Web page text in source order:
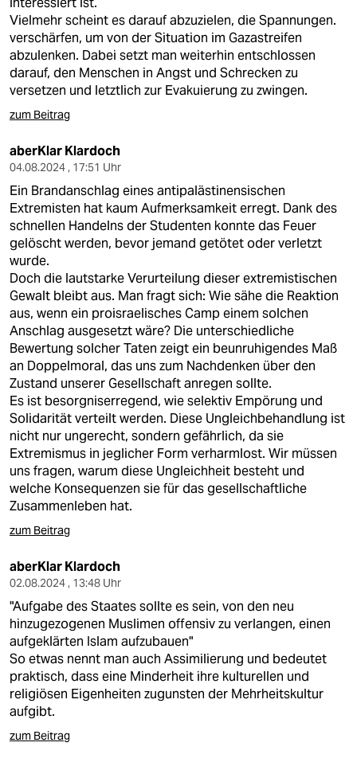
Vielmehr scheint es darauf abzuzielen, die Spannungen.
verschärfen, um von der Situation im Gazastreifen
abzulenken. Dabei setzt man weiterhin entschlossen
darauf, den Menschen in Angst und Schrecken zu
versetzen und letztlich zur Evakuierung zu zwingen.
zum Beitrag
aberKlar Klardoch
04.08.2024 , 17:51 Uhr
Ein Brandanschlag eines antipalästinensischen
Extremisten hat kaum Aufmerksamkeit erregt. Dank des
schnellen Handelns der Studenten konnte das Feuer
gelöscht werden, bevor jemand getötet oder verletzt
wurde.
Doch die lautstarke Verurteilung dieser extremistischen
Gewalt bleibt aus. Man fragt sich: Wie sähe die Reaktion
aus, wenn ein proisraelisches Camp einem solchen
Anschlag ausgesetzt wäre? Die unterschiedliche
Bewertung solcher Taten zeigt ein beunruhigendes Maß
an Doppelmoral, das uns zum Nachdenken über den
Zustand unserer Gesellschaft anregen sollte.
Es ist besorgniserregend, wie selektiv Empörung und
Solidarität verteilt werden. Diese Ungleichbehandlung ist
nicht nur ungerecht, sondern gefährlich, da sie
Extremismus in jeglicher Form verharmlost. Wir müssen
uns fragen, warum diese Ungleichheit besteht und
welche Konsequenzen sie für das gesellschaftliche
Zusammenleben hat.
zum Beitrag
aberKlar Klardoch
02.08.2024 , 13:48 Uhr
"Aufgabe des Staates sollte es sein, von den neu
hinzugezogenen Muslimen offensiv zu verlangen, einen
aufgeklärten Islam aufzubauen"
So etwas nennt man auch Assimilierung und bedeutet
praktisch, dass eine Minderheit ihre kulturellen und
religiösen Eigenheiten zugunsten der Mehrheitskultur
aufgibt.
zum Beitrag